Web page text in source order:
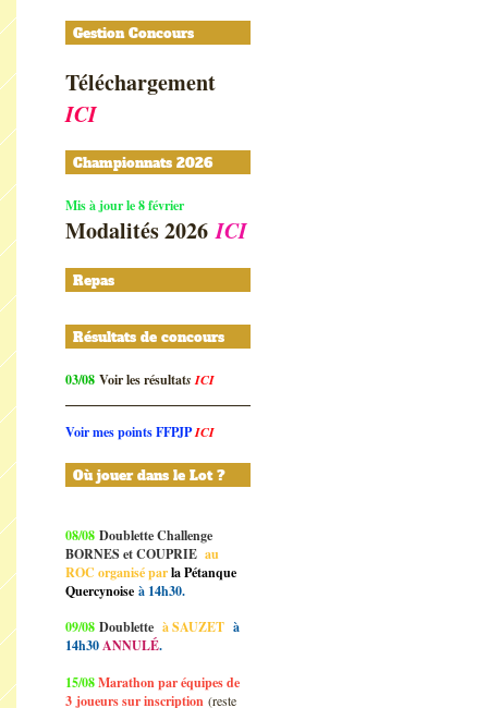
Gestion Concours
Téléchargement
ICI
Championnats 2026
Mis à jour le 8 février
Modalités 2026ICI
Repas
Résultats de concours
03/08 Voir les résultats ICI
Voir mes points FFPJPICI
Où jouer dans le Lot ?
08/08 Doublette Challenge
BORNES et COUPRIE au
ROC organisé parla Pétanque
Quercynoise à 14h30.
09/08 Doublette à SAUZET à
14h30ANNULÉ.
15/08Marathon par équipes de
3 joueurs sur inscription (reste